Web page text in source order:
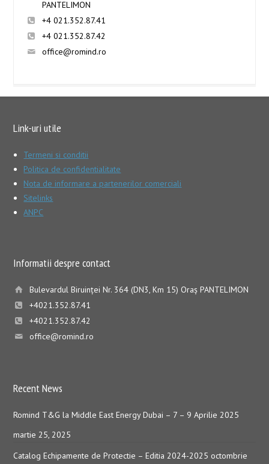
PANTELIMON
+4 021.352.87.41
+4 021.352.87.42
office@romind.ro
Link-uri utile
Termeni si conditii
Politica de confidentialitate
Nota de informare a partenerilor comerciali
Sitelinks
ANPC
Informatii despre contact
Bulevardul Biruinţei Nr. 364 (DN3, Km 15) Oraş PANTELIMON
+4021.352.87.41
+4021.352.87.42
office@romind.ro
Recent News
Romind T&G la Middle East Energy Dubai – 7 – 9 Aprilie 2025
martie 25, 2025
Catalog Echipamente de Protectie – Editia 2024-2025 octombrie